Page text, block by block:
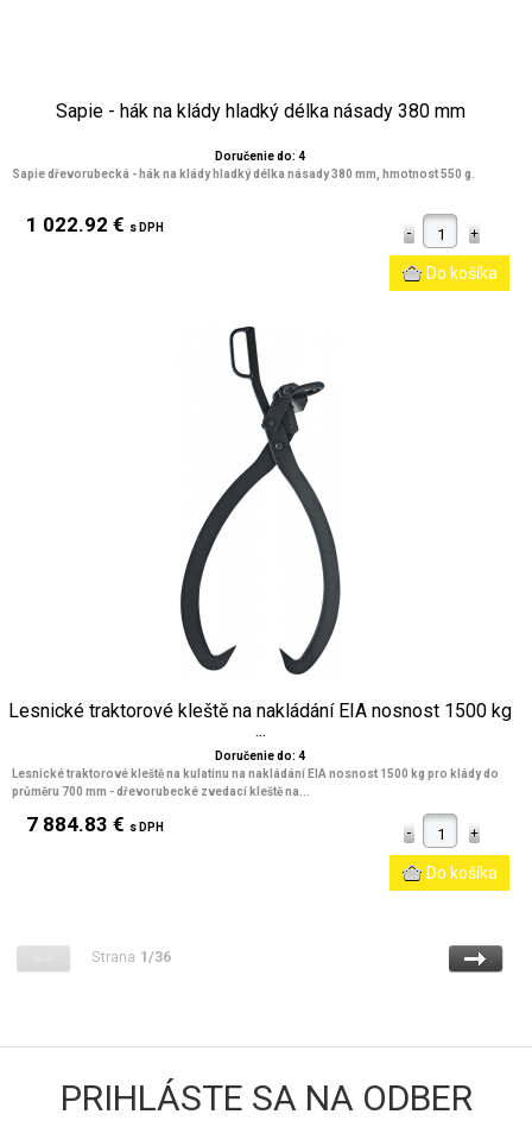
Sapie - hák na klády hladký délka násady 380 mm
Doručenie do: 4
Sapie dřevorubecká - hák na klády hladký délka násady 380 mm, hmotnost 550 g.
1 022.92 € s DPH
Lesnické traktorové kleště na nakládání EIA nosnost 1500 kg
...
Doručenie do: 4
Lesnické traktorové kleště na kulatinu na nakládání EIA nosnost 1500 kg pro klády do
průměru 700 mm - dřevorubecké zvedací kleště na...
7 884.83 € s DPH
Strana 1/36
PRIHLÁSTE SA NA ODBER